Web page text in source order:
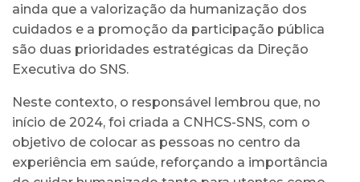
ainda que a valorização da humanização dos
cuidados e a promoção da participação pública
são duas prioridades estratégicas da Direção
Executiva do SNS.
Neste contexto, o responsável lembrou que, no
início de 2024, foi criada a CNHCS-SNS, com o
objetivo de colocar as pessoas no centro da
experiência em saúde, reforçando a importância